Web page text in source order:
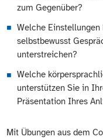
zum Gegenüber?
Welche
selbstbewusst
unterstreichen?
Welche
unterstützen Sie in
Präsentation Ihres
Mit Übungen aus dem